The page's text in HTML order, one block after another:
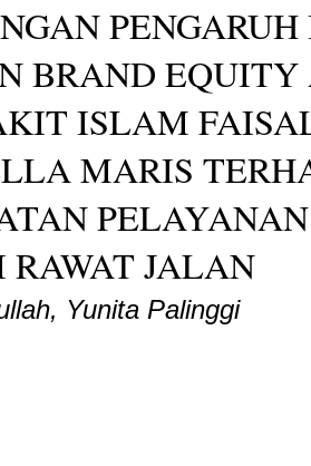
BRAND
ISLAM
MARIS
JALAN
Yunita Palinggi